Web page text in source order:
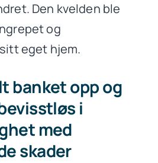
Den kvelden ble
og
eget hjem.
banket opp og
i
med
skader